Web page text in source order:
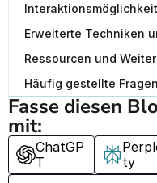
Erweiterte Techniken
Ressourcen und
Häufig gestellte Fragen
Fasse diesen
mit:
ChatGP
T
ty